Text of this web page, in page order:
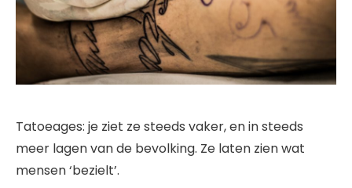
Tatoeages: je ziet ze steeds vaker, en in steeds
meer lagen van de bevolking. Ze laten zien wat
mensen ‘bezielt’.